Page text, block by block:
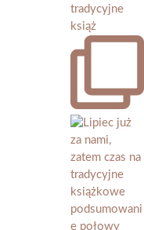
tradycyjne
książ